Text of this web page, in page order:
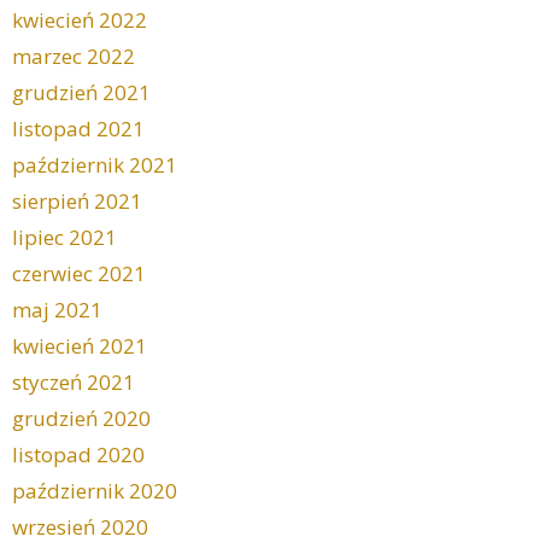
kwiecień 2022
marzec 2022
grudzień 2021
listopad 2021
październik 2021
sierpień 2021
lipiec 2021
czerwiec 2021
maj 2021
kwiecień 2021
styczeń 2021
grudzień 2020
listopad 2020
październik 2020
wrzesień 2020